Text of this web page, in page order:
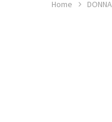
Home DONNA